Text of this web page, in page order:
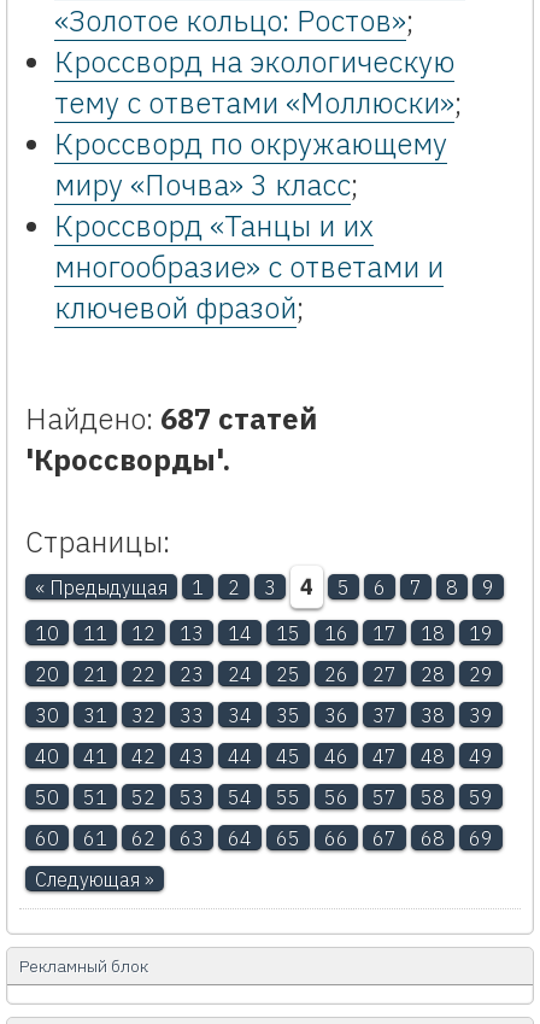
«Золотое кольцо: Ростов»;
Кроссворд на экологическую
тему с ответами «Моллюски»;
Кроссворд по окружающему
миру «Почва» 3 класс;
Кроссворд «Танцы и их
многообразие» с ответами и
ключевой фразой;
Найдено: 687 статей
'Кроссворды'.
Страницы:
« Предыдущая 1 2 3 4 5 6 7 8
9
10
11 12 13 14 15 16 17 18
19
20
21 22 23 24 25 26 27 28
29
30
31 32 33 34 35 36 37 38
39
40
41 42 43 44 45 46 47 48
49
50
51 52 53 54 55 56 57 58
59
60
61 62 63 64 65 66 67 68
69
Следующая »
Рекламный блок